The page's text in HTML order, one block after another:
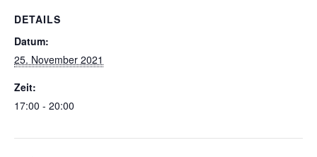
DETAILS
Datum:
25. November 2021
Zeit:
17:00 - 20:00